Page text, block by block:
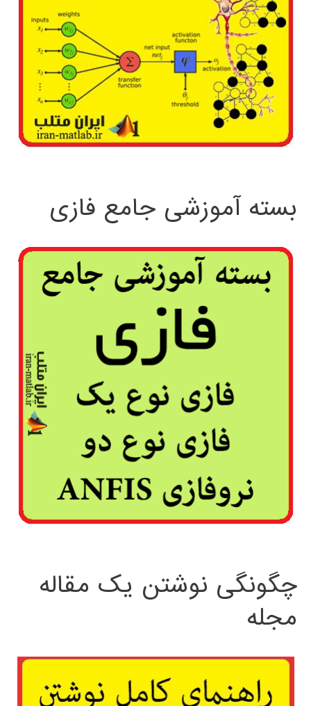
بسته آموزشی جامع فازی
چگونگی نوشتن یک مقاله
مجله